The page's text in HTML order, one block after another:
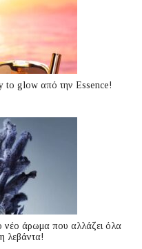
to glow από την Essence!
άρωμα που αλλάζει όλα
λεβάντα!